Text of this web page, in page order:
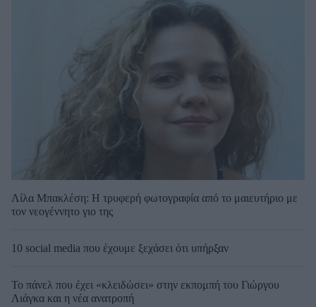
Λίλα Μπακλέση: Η τρυφερή φωτογραφία από το μαιευτήριο με
τον νεογέννητο γιο της
10 social media που έχουμε ξεχάσει ότι υπήρξαν
Το πάνελ που έχει «κλειδώσει» στην εκπομπή του Γιώργου
Λιάγκα και η νέα ανατροπή